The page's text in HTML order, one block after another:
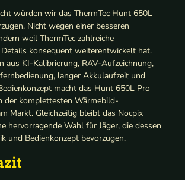
würden wir das ThermTec Hunt 650L
Nicht wegen einer besseren
weil ThermTec zahlreiche
konsequent weiterentwickelt hat.
aus KI-Kalibrierung, RAV-Aufzeichnung,
langer Akkulaufzeit und
macht das Hunt 650L Pro
der komplettesten Wärmebild-
Markt. Gleichzeitig bleibt das Nocpix
hervorragende Wahl für Jäger, die dessen
und Bedienkonzept bevorzugen.